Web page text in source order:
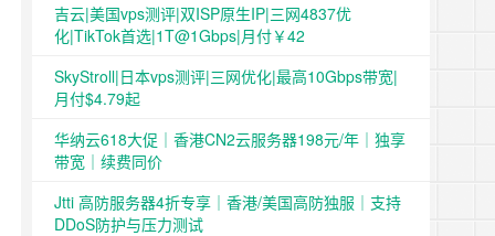
吉云|美国vps测评|双ISP原生IP|三网4837优
化|TikTok首选|1T@1Gbps|月付￥42
SkyStroll|日本vps测评|三网优化|最高10Gbps带宽|
月付$4.79起
华纳云618大促｜香港CN2云服务器198元/年｜独享
带宽｜续费同价
Jtti 高防服务器4折专享｜香港/美国高防独服｜支持
DDoS防护与压力测试